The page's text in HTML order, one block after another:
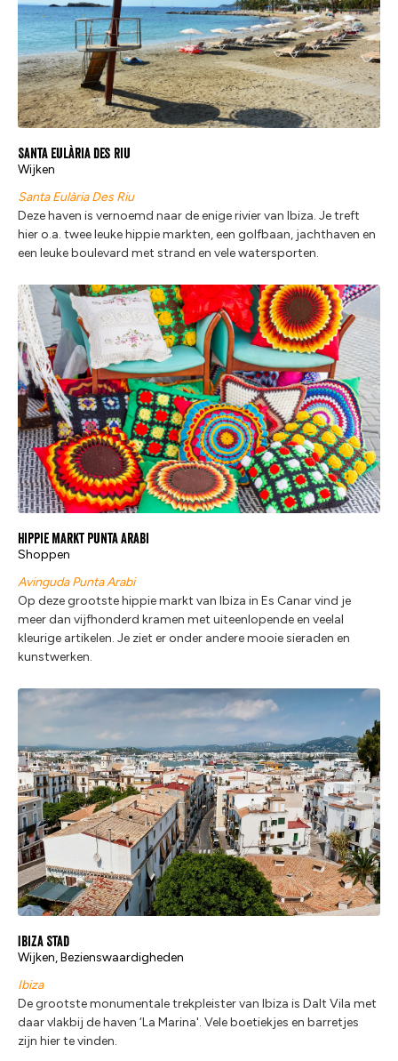
Santa Eulària des Riu
Wijken
Santa Eulària Des Riu
Deze haven is vernoemd naar de enige rivier van Ibiza. Je treft
hier o.a. twee leuke hippie markten, een golfbaan, jachthaven en
een leuke boulevard met strand en vele watersporten.
Hippie Markt Punta Arabi
Shoppen
Avinguda Punta Arabi
Op deze grootste hippie markt van Ibiza in Es Canar vind je
meer dan vijfhonderd kramen met uiteenlopende en veelal
kleurige artikelen. Je ziet er onder andere mooie sieraden en
kunstwerken.
Ibiza Stad
Wijken, Bezienswaardigheden
Ibiza
De grootste monumentale trekpleister van Ibiza is Dalt Vila met
daar vlakbij de haven ‘La Marina'. Vele boetiekjes en barretjes
zijn hier te vinden.